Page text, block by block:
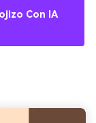
Con IA